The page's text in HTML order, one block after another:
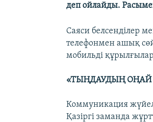
деп ойлайды.
Саяси белсенділер
телефонмен ашық
мобильді
«ТЫҢДАУДЫҢ
Коммуникация
Қазіргі заманда